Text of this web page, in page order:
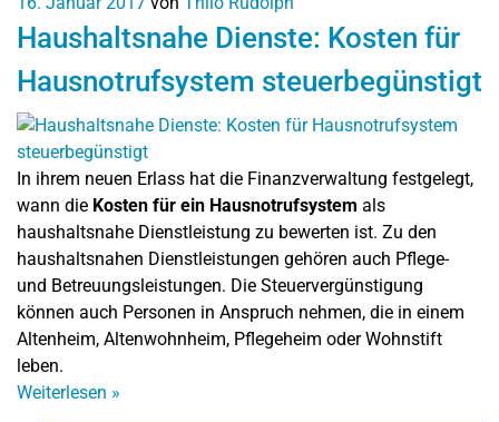
Haushaltsnahe Dienste: Kosten für
Hausnotrufsystem steuerbegünstigt
In ihrem neuen Erlass hat die Finanzverwaltung festgelegt,
wann die Kosten für ein Hausnotrufsystem als
haushaltsnahe Dienstleistung zu bewerten ist. Zu den
haushaltsnahen Dienstleistungen gehören auch Pflege-
und Betreuungsleistungen. Die Steuervergünstigung
können auch Personen in Anspruch nehmen, die in einem
Altenheim, Altenwohnheim, Pflegeheim oder Wohnstift
leben.
Weiterlesen »